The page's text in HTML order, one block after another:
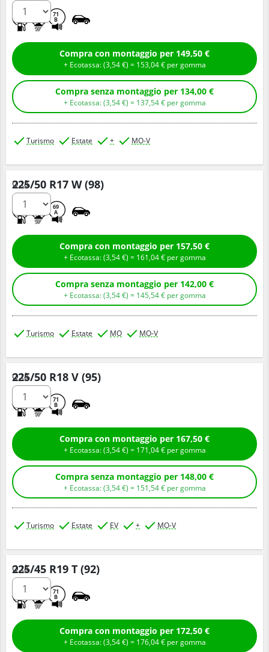
71
B
Compra con montaggio per 149,50 €
+ Ecotassa: (3,54€ ) = 153,04€ per gomma
Compra senza montaggio per 134,00 €
+ Ecotassa: (3,54€ ) = 137,54€ per gomma
Turismo Estate + MO-V
225/50 R17 W (98)
69
A
Q.tà
Compra con montaggio per 157,50 €
+ Ecotassa: (3,54€ ) = 161,04€ per gomma
Compra senza montaggio per 142,00 €
+ Ecotassa: (3,54€ ) = 145,54€ per gomma
Turismo Estate MO MO-V
225/50 R18 V (95)
71
B
Q.tà
Compra con montaggio per 167,50 €
+ Ecotassa: (3,54€ ) = 171,04€ per gomma
Compra senza montaggio per 148,00 €
+ Ecotassa: (3,54€ ) = 151,54€ per gomma
Turismo Estate EV + MO-V
225/45 R19 T (92)
71
B
Q.tà
Compra con montaggio per 172,50 €
+ Ecotassa: (3,54€ ) = 176,04€ per gomma